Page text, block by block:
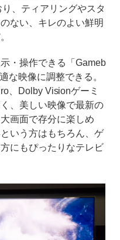
、ティアリングやスタ
ない、キレのよい鮮明
・操作できる「Gameb
な映像に調整できる。
、Dolby Visionゲーミ
、美しい映像で最新の
画面で存分に楽しめ
いう方はもちろん、ゲ
にもぴったりなテレビ